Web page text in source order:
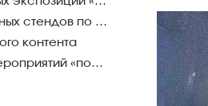
Строительство выставочных стендов по всему миру
контента
Организация деловых мероприятий «под ключ»